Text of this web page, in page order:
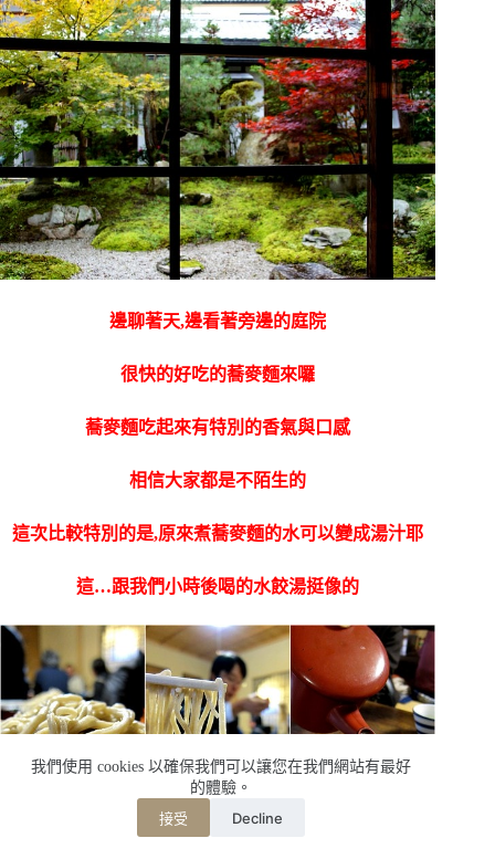
我們使用 cookies 以確保我們可以讓您在我們網站有最好
的體驗。
接受 Decline
邊聊著天,邊看著旁邊的庭院
很快的好吃的蕎麥麵來囉
蕎麥麵吃起來有特別的香氣與口感
相信大家都是不陌生的
這次比較特別的是,原來煮蕎麥麵的水可以變成湯汁耶
這…跟我們小時後喝的水餃湯挺像的